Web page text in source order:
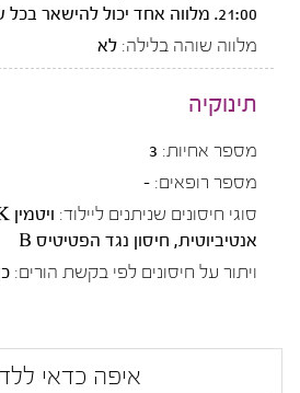
21:00. מלווה אחד יכול להישאר בכל שעות היום
מלווה שוהה בלילה: לא
תינוקיה
מספר אחיות: 3
מספר רופאים: -
סוגי חיסונים שניתנים ליילוד:
אנטיביוטית, חיסון נגד הפטיטיס B
ויתור על חיסונים לפי בקשת הורים:
איפה כדאי